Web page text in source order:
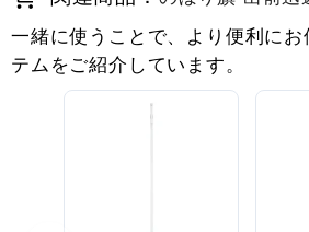
一緒に使うことで、より便利にお
テムをご紹介しています。